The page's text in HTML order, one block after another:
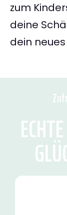
zum
deine
dein